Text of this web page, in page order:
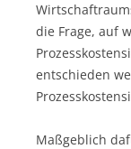
die Frage, auf
entschieden
Maßgeblich